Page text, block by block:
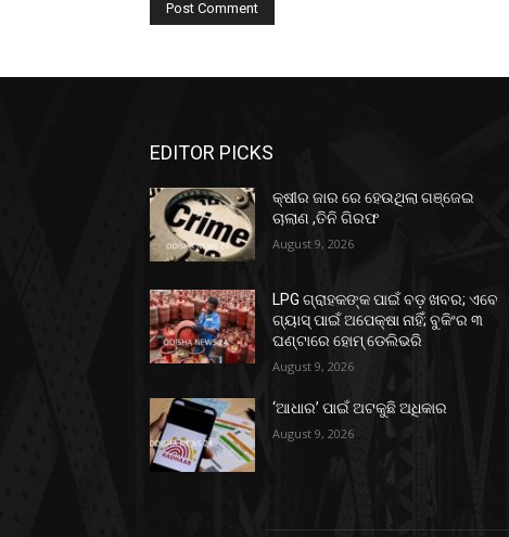
EDITOR PICKS
କ୍ଷୀର ଜାର ରେ ହେଉଥିଲା ଗଞ୍ଜେଇ
ଚାଲାଣ ,ତିନି ଗିରଫ
August 9, 2026
LPG ଗ୍ରାହକଙ୍କ ପାଇଁ ବଡ଼ ଖବର; ଏବେ
ଗ୍ୟାସ୍‌ ପାଇଁ ଅପେକ୍ଷା ନାହିଁ; ବୁକିଂର ୩
ଘଣ୍ଟାରେ ହୋମ୍‌ ଡେଲିଭରି
August 9, 2026
‘ଆଧାର’ ପାଇଁ ଅଟକୁଛି ଅଧିକାର
August 9, 2026